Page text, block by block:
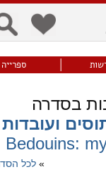
כללי
ניווט מקלדת
בסדרה
ועובדות
Bedouins:
»לכל